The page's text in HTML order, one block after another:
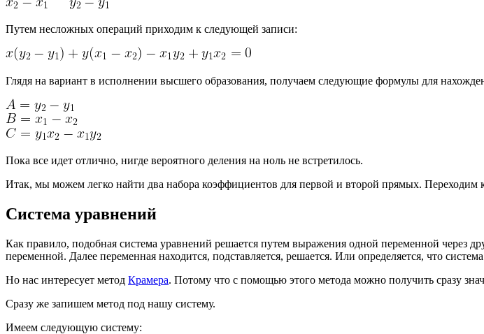
Путем несложных операций приходим к следующей записи:
Глядя на вариант в исполнении высшего образования, получаем следующие формулы для
Пока все идет отлично, нигде вероятного деления на ноль не встретилось.
Итак, мы можем легко найти два набора коэффициентов для первой и второй прямых. Переходим
Система уравнений
Как правило, подобная система уравнений решается путем выражения одной переменной через
переменной. Далее переменная находится, подставляется, решается. Или определяется, что
Но нас интересует метод Крамера. Потому что с помощью этого метода можно получить сразу
Сразу же запишем метод под нашу систему.
Имеем следующую систему: